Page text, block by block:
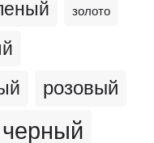
золото
розовый
черный